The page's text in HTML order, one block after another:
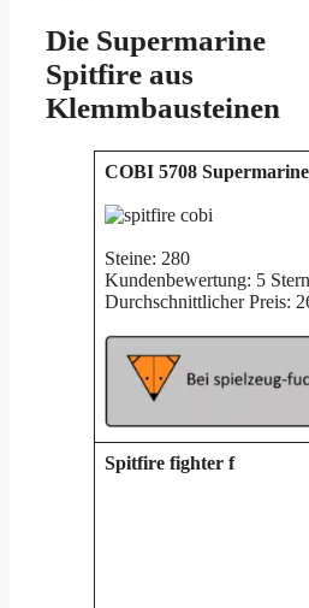
Die Supermarine
Spitfire aus
Klemmbausteinen
COBI 5708
Steine: 280
Kundenbewertung: 5
Durchschnittlicher Preis:
Spitfire fighter f